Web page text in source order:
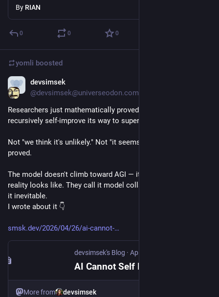
By RIAN
0 0 0
yomli boosted
devsimsek
@devsimsek@universeodon.com
Researchers just mathematically proved that AI can't
recursively self-improve its way to superintelligence.
Not "we think it's unlikely." Not "it seems hard." Formally
proved.
The model doesn't climb toward AGI — it slowly forgets what
reality looks like. They call it model collapse. The math calls
it inevitable.
I wrote about it 👇
smsk.dev/2026/04/26/ai-cannot-
devsimsek's Blog · Apr 26
More from devsimsek